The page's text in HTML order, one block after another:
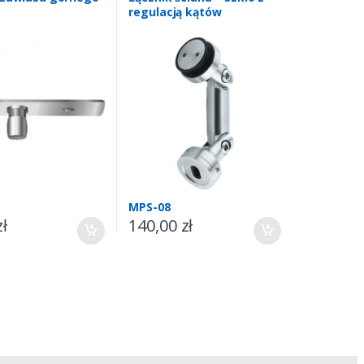
regulacją kątów
MPS-08
140,00 zł